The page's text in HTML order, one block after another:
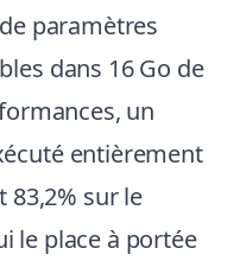
paramètres
dans 16 Go de
un
entièrement
83,2% sur le
le place à portée